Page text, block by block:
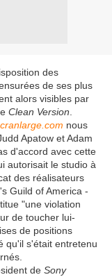
des
de ses plus
alors visibles par
Clean Version
nous
Apatow et Adam
d'accord avec cette
autorisait le studio à
des réalisateurs
Guild of America -
"une violation
de toucher lui-
de positions
qu'il s'était entretenu
de Sony